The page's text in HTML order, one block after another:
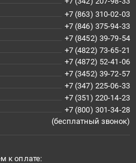
+7 (863) 310-02-03
+7 (846) 375-94-33
+7 (8452) 39-79-54
+7 (4822) 73-65-21
+7 (4872) 52-41-06
+7 (3452) 39-72-57
+7 (347) 225-06-33
+7 (351) 220-14-23
+7 (800) 301-34-28
(бесплатный звонок)
к оплате: